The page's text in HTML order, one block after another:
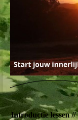
Introductie lessen